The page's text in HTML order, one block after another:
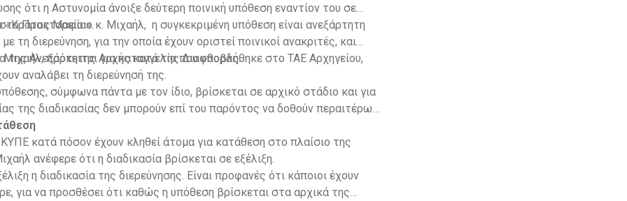
ότι η Αστυνομία άνοιξε δεύτερη ποινική υπόθεση εναντίον του σε
«Κράτος Μαφία».
Πρακτορείο ο κ. Μιχαήλ, η συγκεκριμένη υπόθεση είναι ανεξάρτητη
τη διερεύνηση, για την οποία έχουν οριστεί ποινικοί ανακριτές, και
της Ανεξάρτητης Αρχής κατά της Διαφθοράς.
πρόκειται για καταγγελία που υποβλήθηκε στο ΤΑΕ Αρχηγείου,
αναλάβει τη διερεύνησή της.
σύμφωνα πάντα με τον ίδιο, βρίσκεται σε αρχικό στάδιο και για
της διαδικασίας δεν μπορούν επί του παρόντος να δοθούν περαιτέρω
κατά πόσον έχουν κληθεί άτομα για κατάθεση στο πλαίσιο της
ανέφερε ότι η διαδικασία βρίσκεται σε εξέλιξη.
η διαδικασία της διερεύνησης. Είναι προφανές ότι κάποιοι έχουν
για να προσθέσει ότι καθώς η υπόθεση βρίσκεται στα αρχικά της